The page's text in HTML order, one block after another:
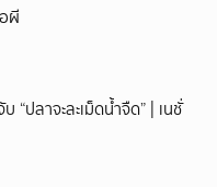
ผี
“ปลาจะละเม็ดน้ำจืด” | เนชั่